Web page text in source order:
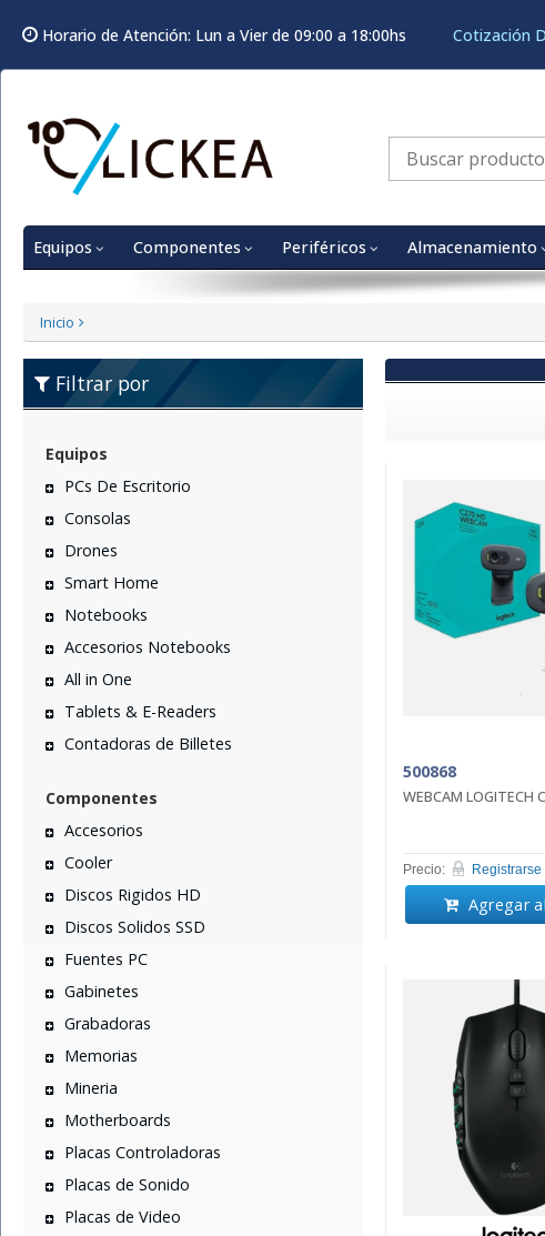
Horario de Atención: Lun a Vier de 09:00 a 18:00hs Cotización
Equipos Componentes Periféricos Almacenamiento
Inicio
Filtrar por
Equipos
PCs De Escritorio
Consolas
Drones
Smart Home
Notebooks
Accesorios Notebooks
All in One
Tablets & E-Readers
Contadoras de Billetes
Componentes
Accesorios
Cooler
Discos Rigidos HD
Discos Solidos SSD
Fuentes PC
Gabinetes
Grabadoras
Memorias
Mineria
Motherboards
Placas Controladoras
Placas de Sonido
Placas de Video
500868
WEBCAM LOGITECH
Precio: Registrarse
Agregar